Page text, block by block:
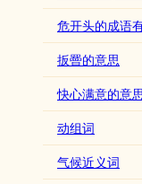
危开头的成语
扳罾的意思
快心满意的意
动组词
气候近义词